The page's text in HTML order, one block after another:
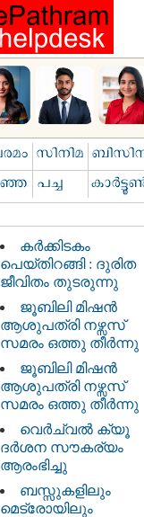
കർക്കിടകം
പെയ്തിറങ്ങി : ദുരിത
ജീവിതം തുടരുന്നു
ജൂബിലി മിഷൻ
ആശുപത്രി നഴ്സസ്
സമരം ഒത്തു തീർന്നു
ജൂബിലി മിഷൻ
ആശുപത്രി നഴ്സസ്
സമരം ഒത്തു തീർന്നു
വെര്‍ച്വല്‍ ക്യൂ
ദര്‍ശന സൗകര്യം
ആരംഭിച്ചു
ബസ്സുകളിലും
മെട്രോയിലും